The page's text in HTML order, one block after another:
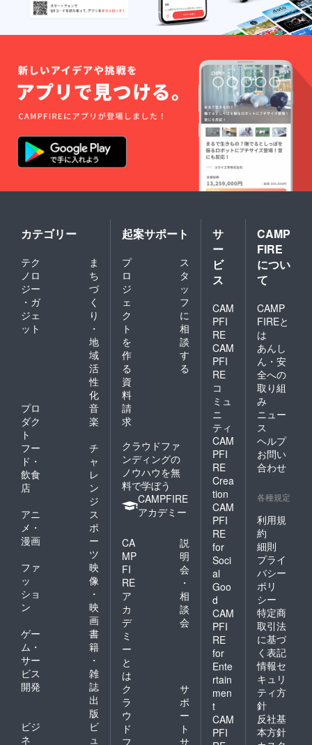
カテゴリー
テク
ノロ
ジー
・ガ
ジェ
ット
ま
ち
づ
く
り
・
地
域
活
性
化
プロ
ダク
ト
音
楽
フー
ド・
飲食
店
チ
ャ
レ
ン
ジ
アニ
メ・
漫画
ス
ポ
ー
ツ
ファ
ッ
ショ
ン
映
像
・
映
画
ゲー
ム・
サー
ビス
開発
書
籍
・
雑
誌
出
版
ビジ
ネ
ビ
ュ
起案サポート
プ
ロ
ジ
ェ
ク
ト
を
作
る
ス
タ
ッ
フ
に
相
談
す
る
資
料
請
求
クラウドファ
ンディングの
ノウハウを無
料で学ぼう
CAMPFIRE
アカデミー
CA
MP
FI
RE
ア
カ
デ
ミ
ー
と
は
説
明
会
・
相
談
会
ク
ラ
ウ
ド
フ
サ
ポ
ー
ト
サ
サ
ー
ビ
ス
CAM
PFI
RE
CAM
PFI
RE
コ
ミュ
ニ
ティ
CAM
PFI
RE
Crea
tion
CAM
PFI
RE
for
Soci
al
Goo
d
CAM
PFI
RE
for
Ente
rtain
men
t
CAM
PFI
CAMP
FIRE
につい
て
CAMP
FIREと
は
あんし
ん・安
全への
取り組
み
ニュー
ス
ヘルプ
お問い
合わせ
各種規定
利用規
約
細則
プライ
バシー
ポリ
シー
特定商
取引法
に基づ
く表記
情報セ
キュリ
ティ方
針
反社基
本方針